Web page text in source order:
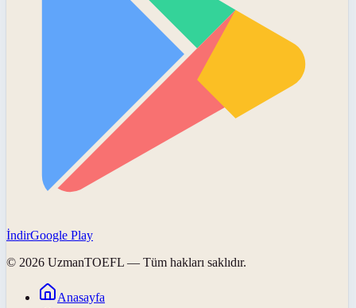
İndirGoogle Play
© 2026 UzmanTOEFL — Tüm hakları saklıdır.
Anasayfa